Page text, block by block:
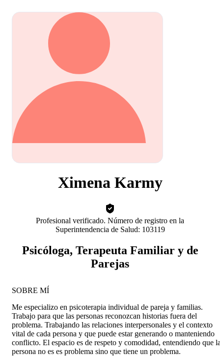
Ximena Karmy
Profesional verificado. Número de registro en la
Superintendencia de Salud: 103119
Psicóloga, Terapeuta Familiar y de
Parejas
SOBRE MÍ
Me especializo en psicoterapia individual de pareja y familias.
Trabajo para que las personas reconozcan historias fuera del
problema. Trabajando las relaciones interpersonales y el contexto
vital de cada persona y que puede estar generando o manteniendo
conflicto. El espacio es de respeto y comodidad, entendiendo que
persona no es es problema sino que tiene un problema.